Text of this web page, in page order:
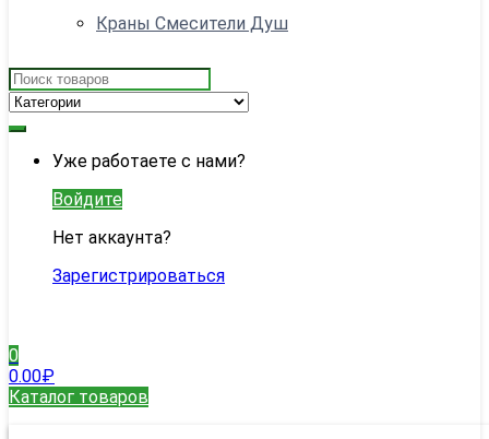
Краны Смесители Душ
Search
for:
Уже работаете с нами?
Войдите
Нет аккаунта?
Зарегистрироваться
0
0.00₽
Каталог товаров